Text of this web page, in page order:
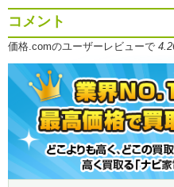
コメント
価格.comのユーザーレビューで